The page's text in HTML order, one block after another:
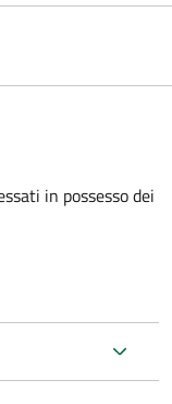
in possesso dei